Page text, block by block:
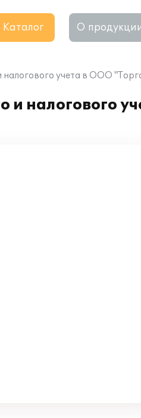
Каталог О
налогового учета в ООО
и налогового